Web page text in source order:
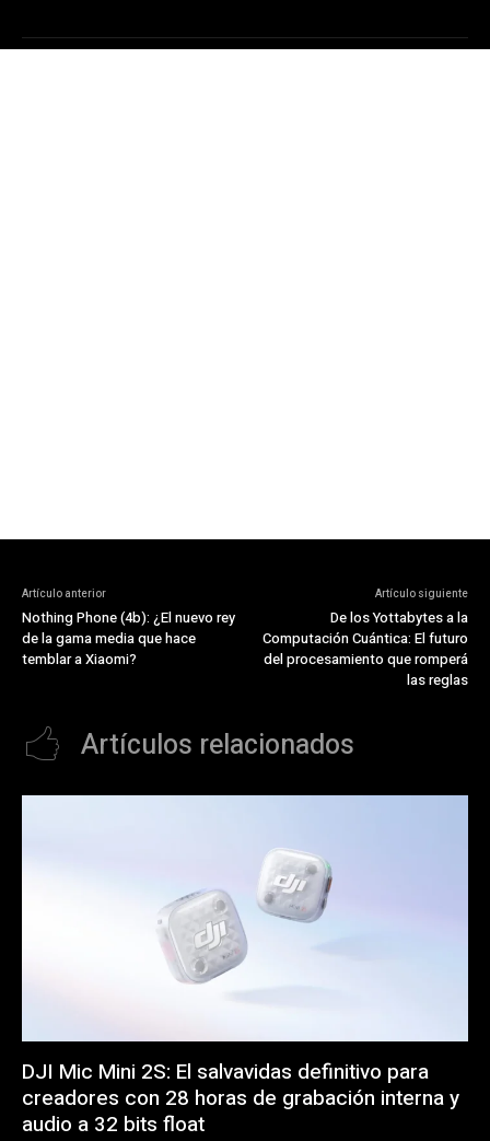
Artículo anterior
Nothing Phone (4b): ¿El nuevo rey
de la gama media que hace
temblar a Xiaomi?
Artículo siguiente
De los Yottabytes a la
Computación Cuántica: El futuro
del procesamiento que romperá
las reglas
Artículos relacionados
DJI Mic Mini 2S: El salvavidas definitivo para
creadores con 28 horas de grabación interna y
audio a 32 bits float